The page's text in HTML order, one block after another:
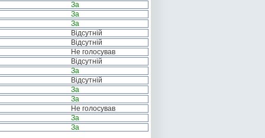
За
За
За
Відсутній
Відсутній
Не голосував
Відсутній
За
Відсутній
За
За
Не голосував
За
За